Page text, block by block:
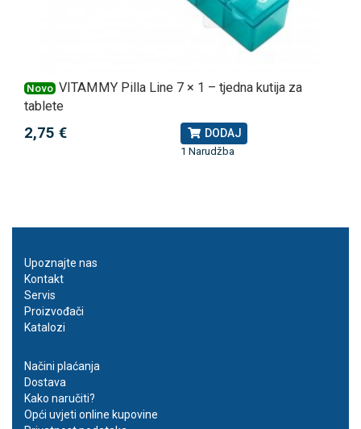
Novo VITAMMY Pilla Line 7 × 1 – tjedna kutija za
tablete
2,75 € DODAJ
1 Narudžba
Upoznajte nas
Kontakt
Servis
Proizvođači
Katalozi
Načini plaćanja
Dostava
Kako naručiti?
Opći uvjeti online kupovine